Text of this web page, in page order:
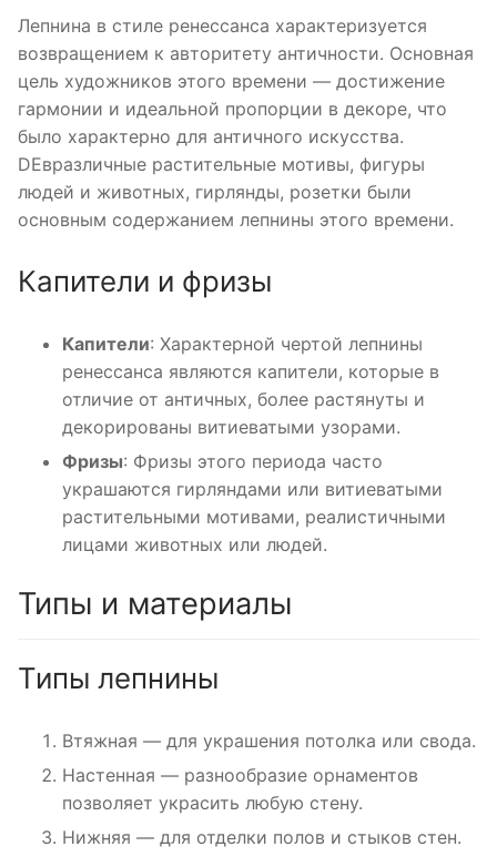
Лепнина в стиле ренессанса характеризуется
возвращением к авторитету античности. Основная
цель художников этого времени — достижение
гармонии и идеальной пропорции в декоре, что
было характерно для античного искусства.
DEвразличные растительные мотивы, фигуры
людей и животных, гирлянды, розетки были
основным содержанием лепнины этого времени.
Капители и фризы
Капители: Характерной чертой лепнины
ренессанса являются капители, которые в
отличие от античных, более растянуты и
декорированы витиеватыми узорами.
Фризы: Фризы этого периода часто
украшаются гирляндами или витиеватыми
растительными мотивами, реалистичными
лицами животных или людей.
Типы и материалы
Типы лепнины
Втяжная — для украшения потолка или свода.
Настенная — разнообразие орнаментов
позволяет украсить любую стену.
Нижняя — для отделки полов и стыков стен.